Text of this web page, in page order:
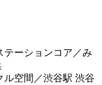
テーションコア／み
ル空間／渋谷駅 渋谷